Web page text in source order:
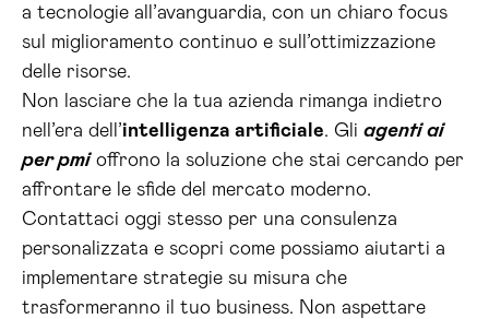
a tecnologie all’avanguardia, con un chiaro focus
sul miglioramento continuo e sull’ottimizzazione
delle risorse.
Non lasciare che la tua azienda rimanga indietro
nell’era dell’intelligenza artificiale. Gli agenti ai
per pmioffrono la soluzione che stai cercando per
affrontare le sfide del mercato moderno.
Contattaci oggi stesso per una consulenza
personalizzata e scopri come possiamo aiutarti a
implementare strategie su misura che
trasformeranno il tuo business. Non aspettare